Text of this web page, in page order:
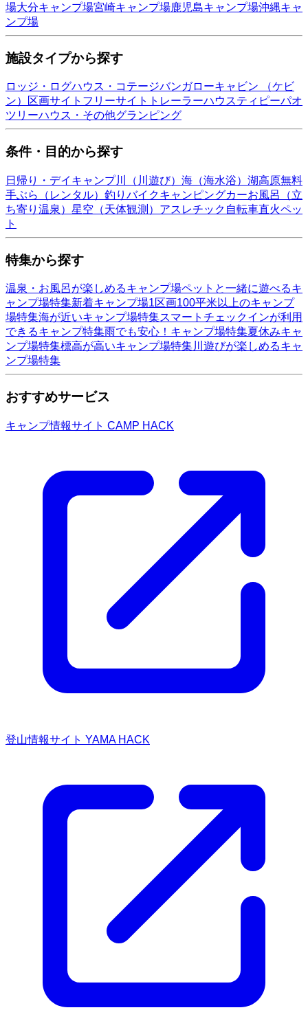
場大分キャンプ場宮崎キャンプ場鹿児島キャンプ場沖縄キャ
ンプ場
施設タイプから探す
ロッジ・ログハウス・コテージバンガローキャビン （ケビ
ン）
区画サイト フリーサイト トレーラーハウスティピーパオ
ツリーハウス・その他グランピング
条件・目的から探す
日帰り・デイキャンプ川（川遊び） 海（海水浴） 湖高原無料
手ぶら（レンタル） 釣り バイクキャンピングカーお風呂（立
ち寄り温泉） 星空（天体観測） アスレチック 自転車直火ペッ
ト
特集から探す
温泉・お風呂が楽しめるキャンプ場ペットと一緒に遊べるキ
ャンプ場特集新着キャンプ場1区画100平米以上のキャンプ
場特集海が近いキャンプ場特集スマートチェックインが利用
できるキャンプ特集雨でも安心！キャンプ場特集夏休みキャ
ンプ場特集標高が高いキャンプ場特集川遊びが楽しめるキャ
ンプ場特集
おすすめサービス
キャンプ情報サイト CAMP HACK
登山情報サイト YAMA HACK